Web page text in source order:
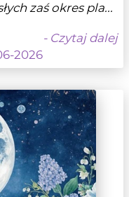
zaś okres pla...
- Czytaj dalej
2026